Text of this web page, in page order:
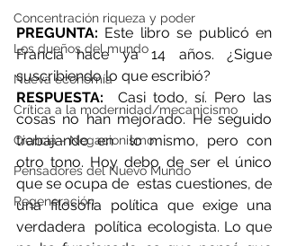
Concentración riqueza y poder
Los dueños del mundo
Nueva economía
Crítica a la modernidad/mecanicismo
Ciencia - Negacionismo
Pensadores del Nuevo Mundo
Regeneración
PREGUNTA: Este libro se publicó en
Francia hace ya 14 años. ¿Sigue
suscribiendo lo que escribió?
RESPUESTA:
  Casi todo, sí. Pero las
cosas no han mejorado. He seguido
trabajando en  lo mismo, pero con
otro tono. Hoy debo de ser el único
que se ocupa de  estas cuestiones, de
una filosofía política que exige una
verdadera  política ecologista. Lo que